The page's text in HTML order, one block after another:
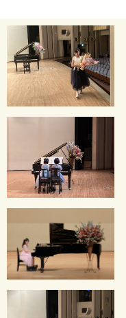
講師について
教室所在地
教室イベント